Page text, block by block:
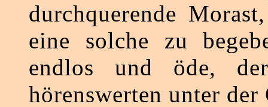
durchquerende
eine solche zu
endlos und öde,
hörenswerten unter der